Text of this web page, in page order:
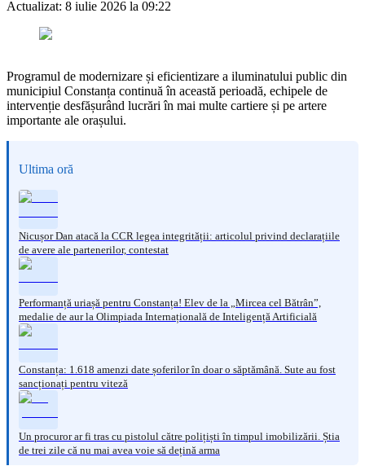
Actualizat: 8 iulie 2026 la 09:22
Programul de modernizare și eficientizare a iluminatului public din
municipiul Constanța continuă în această perioadă, echipele de
intervenție desfășurând lucrări în mai multe cartiere și pe artere
importante ale orașului.
Ultima oră
Nicușor Dan atacă la CCR legea integrității: articolul privind declarațiile
de avere ale partenerilor, contestat
Performanță uriașă pentru Constanța! Elev de la „Mircea cel Bătrân”,
medalie de aur la Olimpiada Internațională de Inteligență Artificială
Constanța: 1.618 amenzi date șoferilor în doar o săptămână. Sute au fost
sancționați pentru viteză
Un procuror ar fi tras cu pistolul către polițiști în timpul imobilizării. Știa
de trei zile că nu mai avea voie să dețină arma